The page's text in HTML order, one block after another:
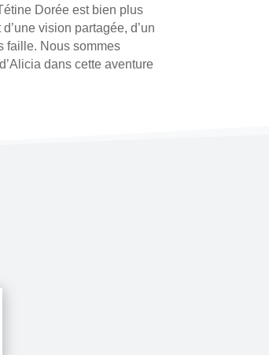
Dorée est bien plus
vision partagée, d’un
faille. Nous sommes
dans cette aventure